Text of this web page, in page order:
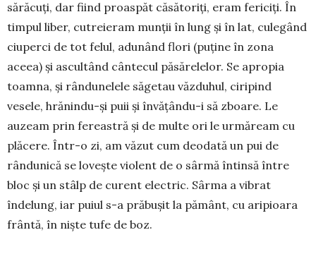
sărăcuți, dar fiind proaspăt că­sătoriți, eram fericiți. În
timpul liber, cutreieram mun­ții în lung și în lat, culegând
ciuperci de tot felul, adunând flori (puține în zona
aceea) și as­cul­tând cântecul păsărelelor. Se apropia
toamna, și rân­­du­nelele să­ge­tau văzduhul, ciripind
vesele, hră­nin­du-și puii și în­vă­țându-i să zboare. Le
auzeam prin fereastră și de multe ori le urmă­ream cu
plăcere. Într-o zi, am vă­zut cum deodată un pui de
rândunică se lovește vio­lent de o sârmă întinsă între
bloc și un stâlp de curent electric. Sârma a vibrat
îndelung, iar puiul s-a prăbușit la pământ, cu ari­pioa­ra
frântă, în niște tufe de boz.